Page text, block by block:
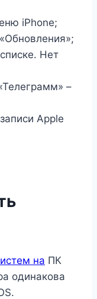
iPhone;
Нет
–
Apple
на ПК
одинакова